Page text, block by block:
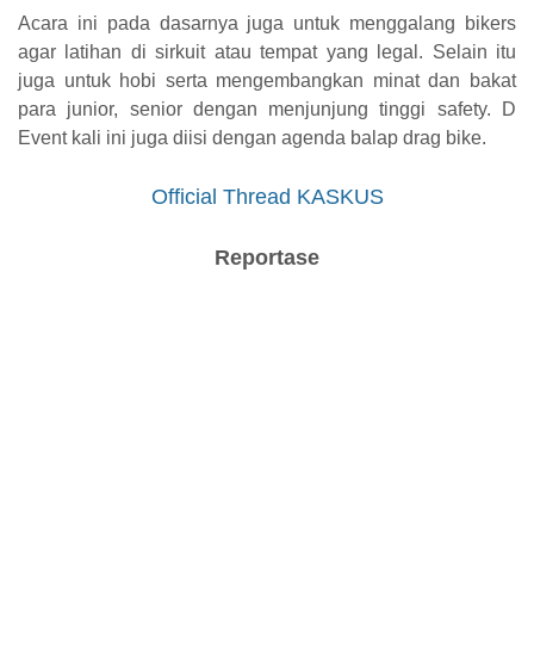
Acara ini pada dasarnya juga untuk menggalang bikers
agar latihan di sirkuit atau tempat yang legal. Selain itu
juga untuk hobi serta mengembangkan minat dan bakat
para junior, senior dengan menjunjung tinggi safety. D
Event kali ini juga diisi dengan agenda balap drag bike.
Official Thread KASKUS
Reportase